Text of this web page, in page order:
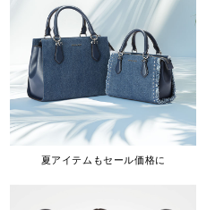
夏アイテムもセール価格に